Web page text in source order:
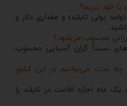
پولی تایلند) و مقداری دلار و
نسبتاً گران آسیایی محسوب
چه مدت می‌توانیم در این کشور
یک ماه اجازه اقامت در تایلند را